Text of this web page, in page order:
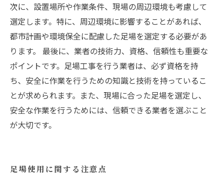
次に、設置場所や作業条件、現場の周辺環境も考慮して
選定します。特に、周辺環境に影響することがあれば、
都市計画や環境保全に配慮した足場を選定する必要があ
ります。 最後に、業者の技術力、資格、信頼性も重要な
ポイントです。足場工事を行う業者は、必ず資格を持
ち、安全に作業を行うための知識と技術を持っているこ
とが求められます。また、現場に合った足場を選定し、
安全な作業を行うためには、信頼できる業者を選ぶこと
が大切です。
足場使用に関する注意点